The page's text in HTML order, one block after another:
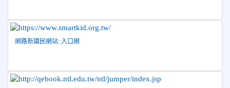
2026-06-09
榮譽
賀 本校籃球隊參加 2026花蓮縣第46屆假
日盃籃球賽 榮獲季軍！
2026-06-02
賀 本校跆拳道隊參加 115年花蓮縣「縣
網路新國民網站::入口網